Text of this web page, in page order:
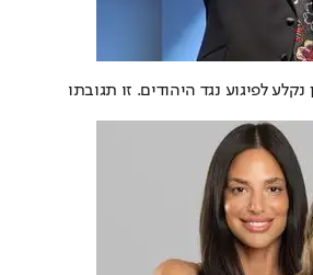
לפיגוע נגד היהודים. זו תגובתו